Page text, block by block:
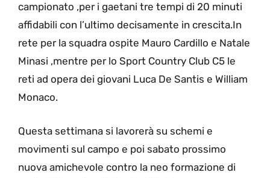
campionato ,per i gaetani tre tempi di 20 minuti
affidabili con l’ultimo decisamente in crescita.In
rete per la squadra ospite Mauro Cardillo e Natale
Minasi ,mentre per lo Sport Country Club C5 le
reti ad opera dei giovani Luca De Santis e William
Monaco.
Questa settimana si lavorerà su schemi e
movimenti sul campo e poi sabato prossimo
nuova amichevole contro la neo formazione di